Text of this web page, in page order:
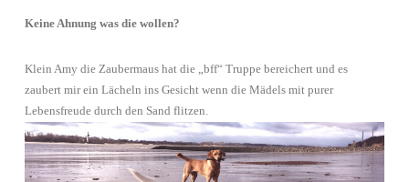
Keine Ahnung was die wollen?
Klein Amy die Zaubermaus hat die „bff“ Truppe bereichert und es
zaubert mir ein Lächeln ins Gesicht wenn die Mädels mit purer
Lebensfreude durch den Sand flitzen.